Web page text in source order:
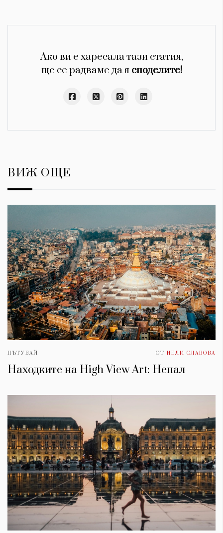
Ако ви е харесала тази статия,
ще се радваме да я споделите!
ВИЖ ОЩЕ
ПЪТУВАЙ ОТ НЕЛИ СЛАВОВА
Находките на High View Art: Непал